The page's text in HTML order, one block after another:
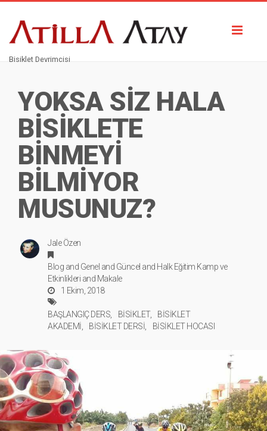
Bisiklet Devrimcisi
YOKSA SİZ HALA
BİSİKLETE
BİNMEYİ
BİLMİYOR
MUSUNUZ?
Jale Özen
Blog and Genel and Güncel and Halk Eğitim Kamp ve
Etkinlikleri and Makale
1 Ekim, 2018
BAŞLANGIÇ DERS BİSİKLET
BİSİKLET
AKADEMİ
BİSİKLET DERSİ BİSİKLET HOCASI